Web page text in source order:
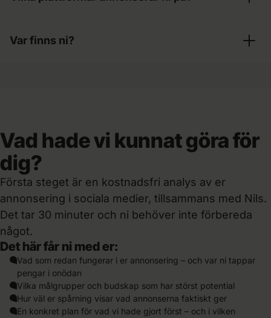
LinkedIn, och TikTok när er målgrupp finns där.
Var finns ni?
Vad hade vi kunnat göra för
dig?
Första steget är en kostnadsfri analys av er
annonsering i sociala medier, tillsammans med Nils.
Det tar 30 minuter och ni behöver inte förbereda
något.
Det här får ni med er:
Vad som redan fungerar i er annonsering – och var ni tappar
pengar i onödan
Vilka målgrupper och budskap som har störst potential
Hur väl er spårning visar vad annonserna faktiskt ger
En konkret plan för vad vi hade gjort först – och i vilken